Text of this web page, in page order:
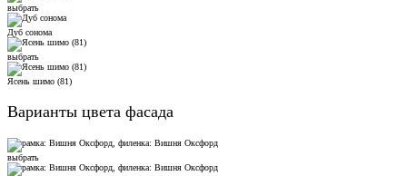
выбрать
Дуб сонома
выбрать
Ясень шимо (81)
Варианты цвета фасада
выбрать